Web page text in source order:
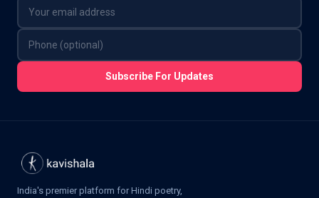
Subscribe For Updates
India's premier platform for Hindi poetry,